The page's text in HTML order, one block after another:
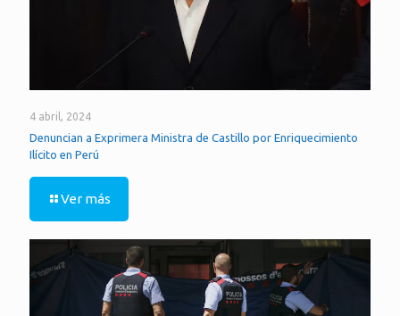
4 abril, 2024
Denuncian a Exprimera Ministra de Castillo por Enriquecimiento
Ilícito en Perú
Ver más